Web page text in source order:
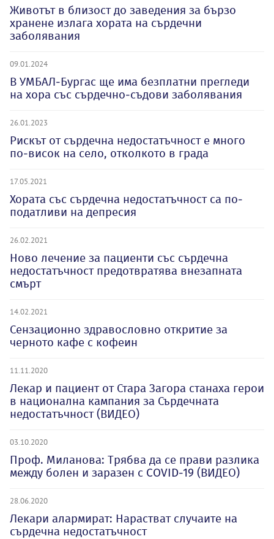
Животът в близост до заведения за бързо
хранене излага хората на сърдечни
заболявания
09.01.2024
В УМБАЛ-Бургас ще има безплатни прегледи
на хора със сърдечно-съдови заболявания
26.01.2023
Рискът от сърдечна недостатъчност е много
по-висок на село, отколкото в града
17.05.2021
Хората със сърдечна недостатъчност са по-
податливи на депресия
26.02.2021
Ново лечение за пациенти със сърдечна
недостатъчност предотвратява внезапната
смърт
14.02.2021
Сензационно здравословно откритие за
черното кафе с кофеин
11.11.2020
Лекар и пациент от Стара Загора станаха герои
в национална кампания за Сърдечната
недостатъчност (ВИДЕО)
03.10.2020
Проф. Миланова: Трябва да се прави разлика
между болен и заразен с COVID-19 (ВИДЕО)
28.06.2020
Лекари алармират: Нарастват случаите на
сърдечна недостатъчност